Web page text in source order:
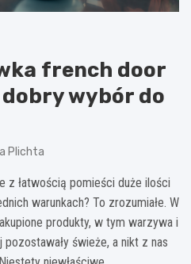
french door
wybór do
Plichta
z łatwością pomieści duże ilości
warunkach? To zrozumiałe. W
produkty, w tym warzywa i
pozostawały świeże, a nikt z nas